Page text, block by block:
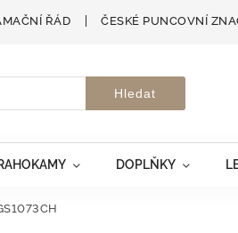
ŘÁD ČESKÉ PUNCOVNÍ
Hledat
DOPLŇKY